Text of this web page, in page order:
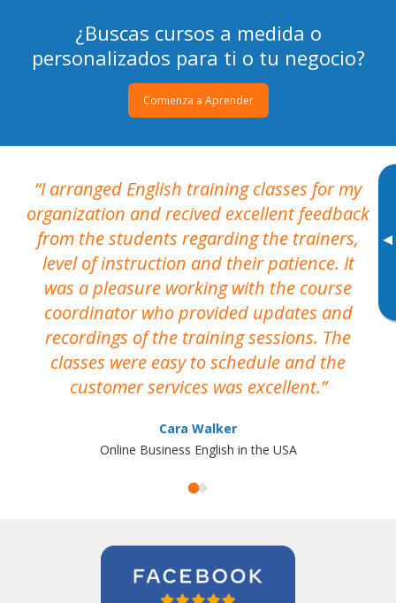
▸
¿Buscas cursos a medida o
personalizados para ti o tu negocio?
Comienza a Aprender
I arranged English training classes for my
organization and recived excellent feedback
from the students regarding the trainers,
level of instruction and their patience. It
was a pleasure working with the course
coordinator who provided updates and
recordings of the training sessions. The
classes were easy to schedule and the
customer services was excellent.
Cara Walker
Online Business English in the USA